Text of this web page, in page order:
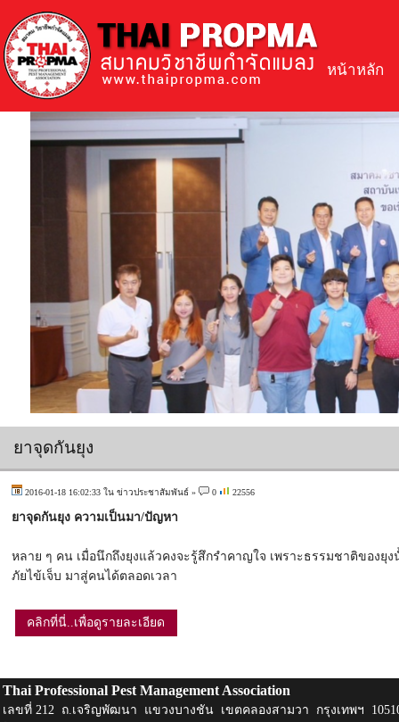
หน้าหลัก
ยาจุดกันยุง
2016-01-18 16:02:33 ใน ข่าวประชาสัมพันธ์ » 0 22556
ยาจุดกันยุง ความเป็นมา/ปัญหา
หลาย ๆ คน เมื่อนึกถึงยุงแล้วคงจะรู้สึกรำคาญใจ เพราะธรรมชาติของยุ
ภัยไข้เจ็บ มาสู่คนได้ตลอดเวลา
คลิกที่นี่..เพื่อดูรายละเอียด
Thai Professional Pest Management Association
เลขที่ 212 ถ.เจริญพัฒนา แขวงบางชัน เขตคลองสามวา กรุงเทพฯ